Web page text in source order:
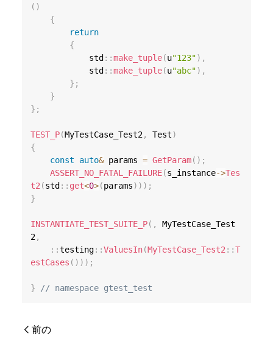
( )
{
return
{
            std
::make_tuple(u"123") ,
            std
::make_tuple(u"abc") ,
} ;
}
} ;
TEST_P(MyTestCase_Test2, Test)
{
const
auto& params = GetParam( ) ;
ASSERT_NO_FATAL_FAILURE(s_instance->Tes
t2 (std :: get<0>(params) ) ) ;
}
INSTANTIATE_TEST_SUITE_P( ,
MyTestCase_Test
2,
::testing::ValuesIn(MyTestCase_Test2 ::T
estCases ( ) ) ) ;
} // namespace gtest_test
前の